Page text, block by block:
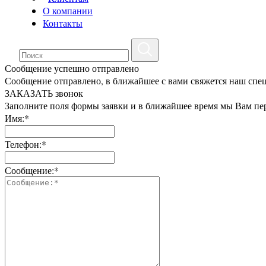
О компании
Контакты
Сообщение успешно отправлено
Сообщение отправлено, в ближайшее с вами свяжется наш
ЗАКАЗАТЬ звонок
Заполните поля формы заявки и в ближайшее время мы Вам
Имя:*
Телефон:*
Сообщение:*